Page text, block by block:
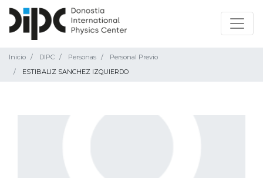
Inicio DIPC Personas
Personal Previo
ESTIBALIZ SANCHEZ IZQUIERDO